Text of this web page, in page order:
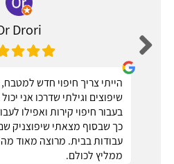
Drori
הייתי צריך חיפוי חדש
שיפוצים וגילתי שדרכו אני
בעבור חיפוי קירות ואפילו
כך שבסוף מצאתי שיפוצניק
עבודות בבית. מרוצה מאוד
ממליץ לכולם.